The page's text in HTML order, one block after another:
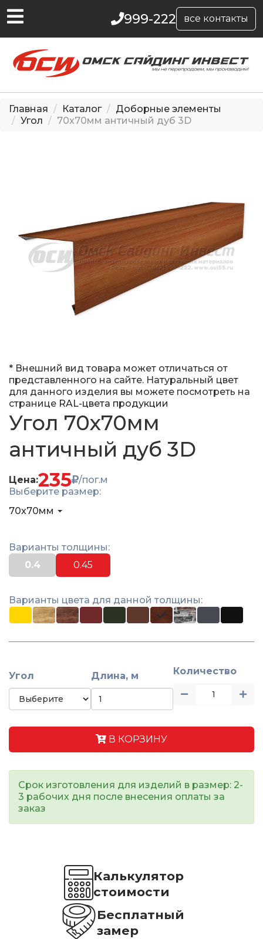
999-222 все контакты
Главная Каталог
Доборные элементы
Угол
70x70мм античный дуб 3D
* Внешний вид товара может отличаться от
представленного на сайте. Натуральный цвет
для данного изделия вы можете посмотреть на
странице RAL-цвета продукции
Угол 70x70мм
античный дуб 3D
Цена:235
/пог.м
Выберите размер:
70x70мм
Варианты толщины:
0.4
0.45
Варианты цвета для данной толщины:
Угол Длина, м Количество
В КОРЗИНУ
Срок изготовления для изделий в размер: 2-
3 рабочих дня после внесения оплаты за
заказ
Калькулятор
стоимости
Бесплатный
замер